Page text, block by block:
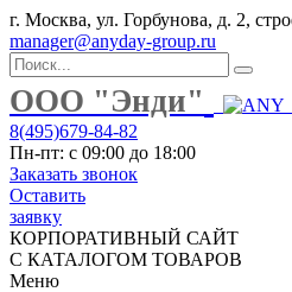
г. Москва, ул. Горбунова, д. 2,
manager@anyday-group.ru
ООО "Энди"
8(495)679-84-82
Пн-пт: с 09:00 до 18:00
Заказать звонок
Оставить
заявку
КОРПОРАТИВНЫЙ САЙТ
С КАТАЛОГОМ ТОВАРОВ
Меню